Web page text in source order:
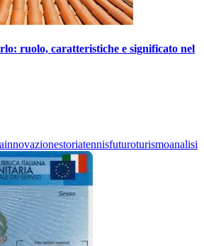
ruolo, caratteristiche e significato nel
innovazionestoriatennisfuturoturismoanalisi